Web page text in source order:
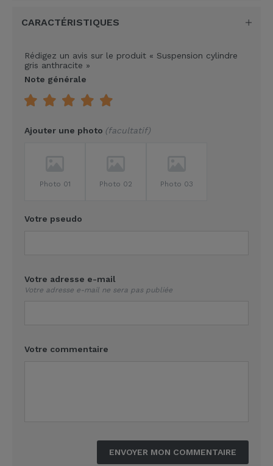
CARACTÉRISTIQUES
Rédigez un avis sur le produit « Suspension cylindre
gris anthracite »
Note générale
Ajouter une photo facultatif
Photo 01 Photo 02 Photo 03
Votre pseudo
Votre adresse e-mail
Votre adresse e-mail ne sera pas publiée
Votre commentaire